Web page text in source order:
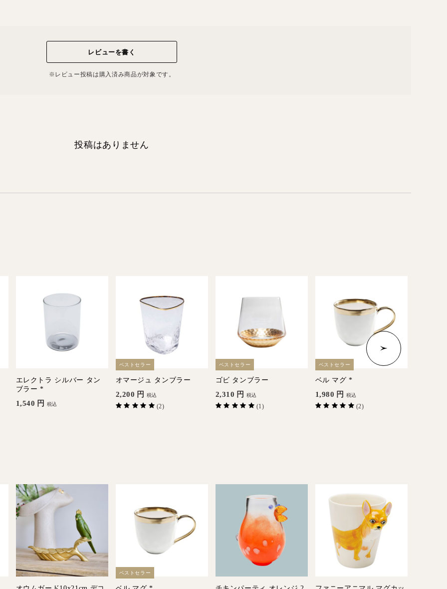
レビューを書く
※レビュー投稿は購⼊済み商品が対象です。
投稿はありません
エレクトラ シルバー タン
ブラー *
1,540 円 税込
ベストセラー
オマージュ タンブラー
2,200 円 税込
(2)
ベストセラー
ゴビ タンブラー
2,310 円 税込
(1)
ベストセラー
ベル マグ *
1,980 円 税込
(2)
ベストセラー